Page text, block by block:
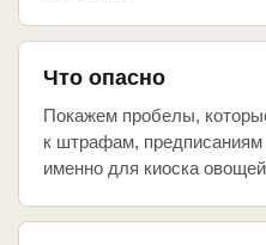
Что опасно
Покажем пробелы,
к штрафам,
именно для киоска